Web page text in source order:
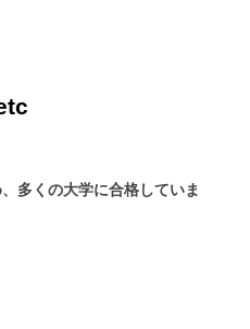
多くの大学に合格していま